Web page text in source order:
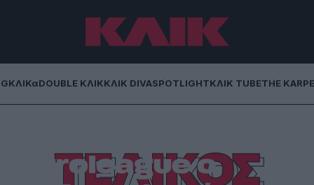
ΚΛΙΚαDOUBLE ΚΛΙΚΚΛΙΚ DIVASPOTLIGHTΚΛΙΚ TUBETHE
ΤΕΛΙΚΟΣ
Euroleague o